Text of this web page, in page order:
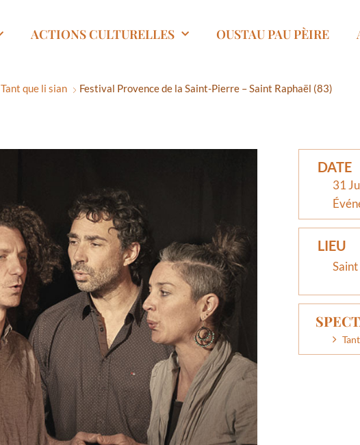
ACTIONS CULTURELLES OUSTAU PAU PÈIRE
Tant que li sian Festival Provence de la Saint-Pierre – Saint Raphaël (83)
DATE
31
LIEU